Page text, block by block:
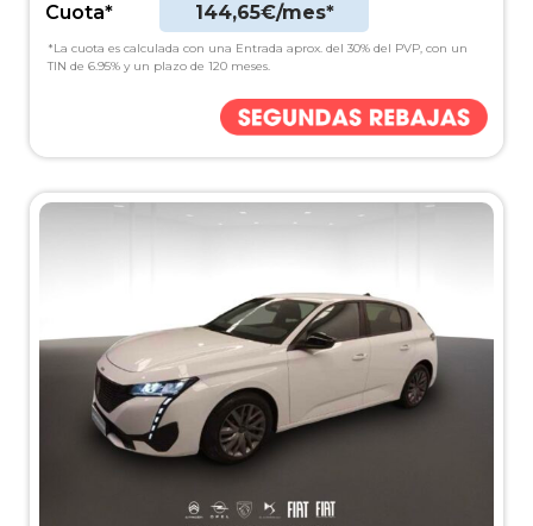
Cuota*
144,65€/mes*
*La cuota es calculada con una Entrada aprox. del 30% del PVP, con un
TIN de 6.95% y un plazo de 120 meses.